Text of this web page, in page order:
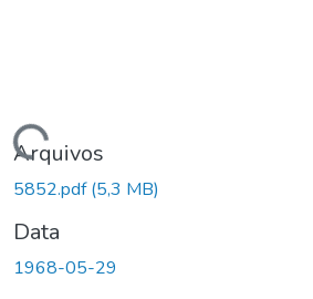
Carregando...
Arquivos
5852.pdf(5,3 MB)
Data
1968-05-29